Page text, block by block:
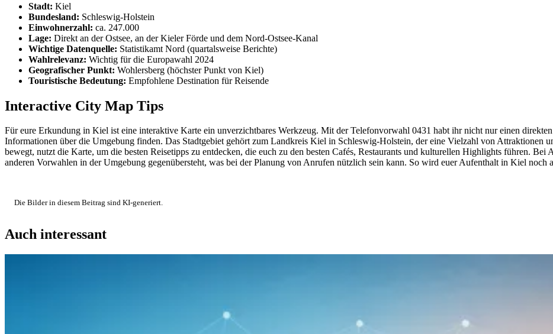
Stadt: Kiel
Bundesland: Schleswig-Holstein
Einwohnerzahl: ca. 247.000
Lage: Direkt an der Ostsee, an der Kieler Förde und dem Nord-Ostsee-Kanal
Wichtige Datenquelle: Statistikamt Nord (quartalsweise Berichte)
Wahlrelevanz: Wichtig für die Europawahl 2024
Geografischer Punkt: Wohlersberg (höchster Punkt von Kiel)
Touristische Bedeutung: Empfohlene Destination für Reisende
Interactive City Map Tips
Für eure Erkundung in Kiel ist eine interaktive Karte ein unverzichtbares Werkzeug. Mit der Telefonvorwahl 0431 habt ihr nicht nur einen
Informationen über die Umgebung finden. Das Stadtgebiet gehört zum Landkreis Kiel in Schleswig-Holstein, der eine Vielzahl von Attraktionen
bewegt, nutzt die Karte, um die besten Reisetipps zu entdecken, die euch zu den besten Cafés, Restaurants und kulturellen Highlights führen.
anderen Vorwahlen in der Umgebung gegenübersteht, was bei der Planung von Anrufen nützlich sein kann. So wird euer Aufenthalt in Kiel noch
Die Bilder in diesem Beitrag sind KI-generiert.
Auch interessant